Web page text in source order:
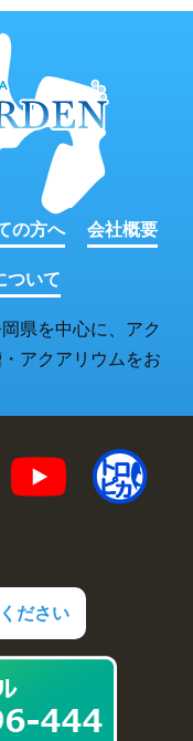
の方へ 会社概要
ついて
県を中心に、アク
アクアリウムをお
ださい